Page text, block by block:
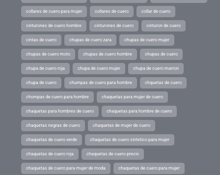
collares de cuero para mujer collares de cuero collar de cuero
cinturones de cuero hombre cinturones de cuero cinturon de cuero
cintas de cuero chupas de cuero zara chupas de cuero mujer
chupas de cuero moto chupas de cuero hombre chupas de cuero
chupa de cuero roja chupa de cuero mujer chupa de cuero marron
chupa de cuero chumpas de cuero para hombre chquetas de cuero
chompas de cuero para hombre chaquetas para mujer de cuero
chaquetas para hombres de cuero chaquetas para hombre de cuero
chaquetas negras de cuero chaquetas de mujer de cuero
chaquetas de cuero verde chaquetas de cuero sintetico para mujer
chaquetas de cuero roja chaquetas de cuero precio
chaquetas de cuero para mujer de moda chaquetas de cuero para mujer